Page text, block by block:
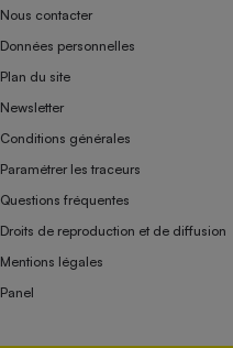
Nous contacter
Données personnelles
Plan du site
Newsletter
Conditions générales
Paramétrer les traceurs
Questions fréquentes
Droits de reproduction et de diffusion
Mentions légales
Panel